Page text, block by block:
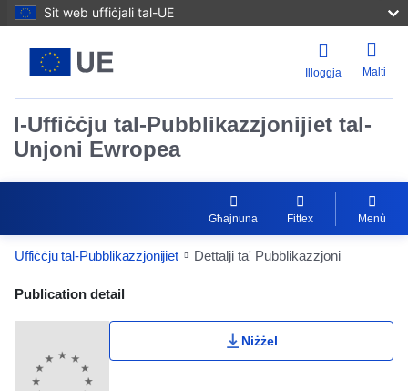
Sit web uffiċjali tal-UE
Illoggja Malti
l-Uffiċċju tal-Pubblikazzjonijiet tal-
Unjoni Ewropea
Għajnuna Fittex Menù
Uffiċċju tal-Pubblikazzjonijiet Dettalji ta' Pubblikazzjoni
Publication Detail Actions Portlet
Publication detail
Niżżel